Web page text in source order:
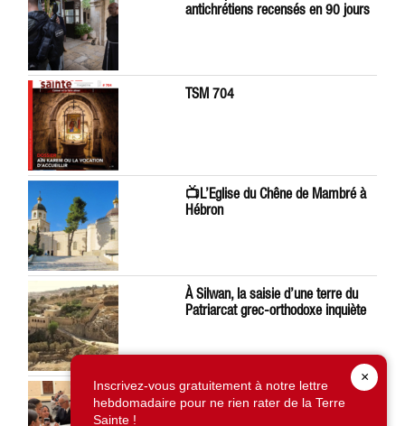
antichrétiens recensés en 90 jours
TSM 704
📺L’Eglise du Chêne de Mambré à
Hébron
À Silwan, la saisie d’une terre du
Patriarcat grec-orthodoxe inquiète
Léon XIV préoccupé par la situation
en Terre Sainte
×
Inscrivez-vous gratuitement à notre lettre
hebdomadaire pour ne rien rater de la Terre
Sainte !